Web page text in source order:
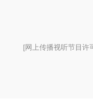
[网上传播视听节目许